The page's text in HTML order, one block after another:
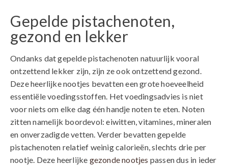
Gepelde pistachenoten,
gezond en lekker
Ondanks dat gepelde pistachenoten natuurlijk vooral
ontzettend lekker zijn, zijn ze ook ontzettend gezond.
Deze heerlijke nootjes bevatten een grote hoeveelheid
essentiële voedingsstoffen. Het voedingsadvies is niet
voor niets om elke dag één handje noten te eten. Noten
zitten namelijk boordevol: eiwitten, vitamines, mineralen
en onverzadigde vetten. Verder bevatten gepelde
pistachenoten relatief weinig calorieën, slechts drie per
nootje. Deze heerlijke gezonde nootjes passen dus in ieder